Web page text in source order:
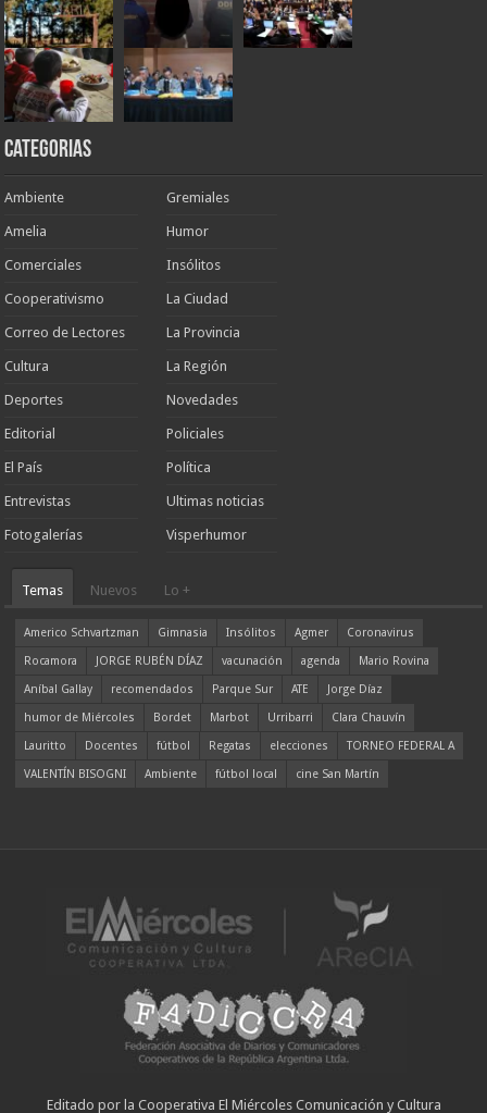
Categorias
Ambiente
Amelia
Comerciales
Cooperativismo
Correo de Lectores
Cultura
Deportes
Editorial
El País
Entrevistas
Fotogalerías
Gremiales
Humor
Insólitos
La Ciudad
La Provincia
La Región
Novedades
Policiales
Política
Ultimas noticias
Visperhumor
Temas Nuevos Lo +
Americo Schvartzman Gimnasia Insólitos Agmer
Coronavirus
Rocamora
JORGE RUBÉN DÍAZ vacunación agenda
Mario Rovina
Aníbal Gallay
recomendados Parque Sur ATE
Jorge Díaz
humor de Miércoles
Bordet Marbot Urribarri
Clara Chauvín
Lauritto
Docentes fútbol Regatas elecciones
TORNEO FEDERAL A
VALENTÍN BISOGNI
Ambiente fútbol local cine San Martín
Editado por la Cooperativa El Miércoles Comunicación y Cultura